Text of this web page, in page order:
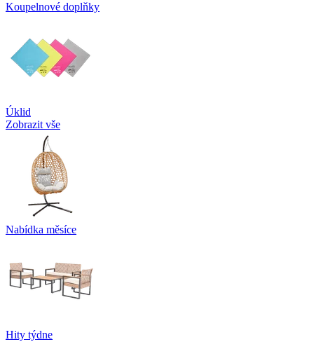
Koupelnové doplňky
Úklid
Zobrazit vše
Nabídka měsíce
Hity týdne